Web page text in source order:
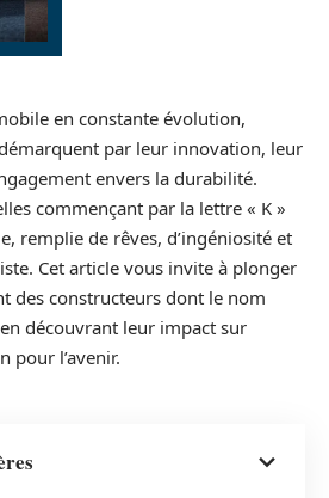
en constante évolution,
par leur innovation, leur
envers la durabilité.
commençant par la lettre « K »
remplie de rêves, d’ingéniosité et
Cet article vous invite à plonger
des constructeurs dont le nom
découvrant leur impact sur
pour l’avenir.